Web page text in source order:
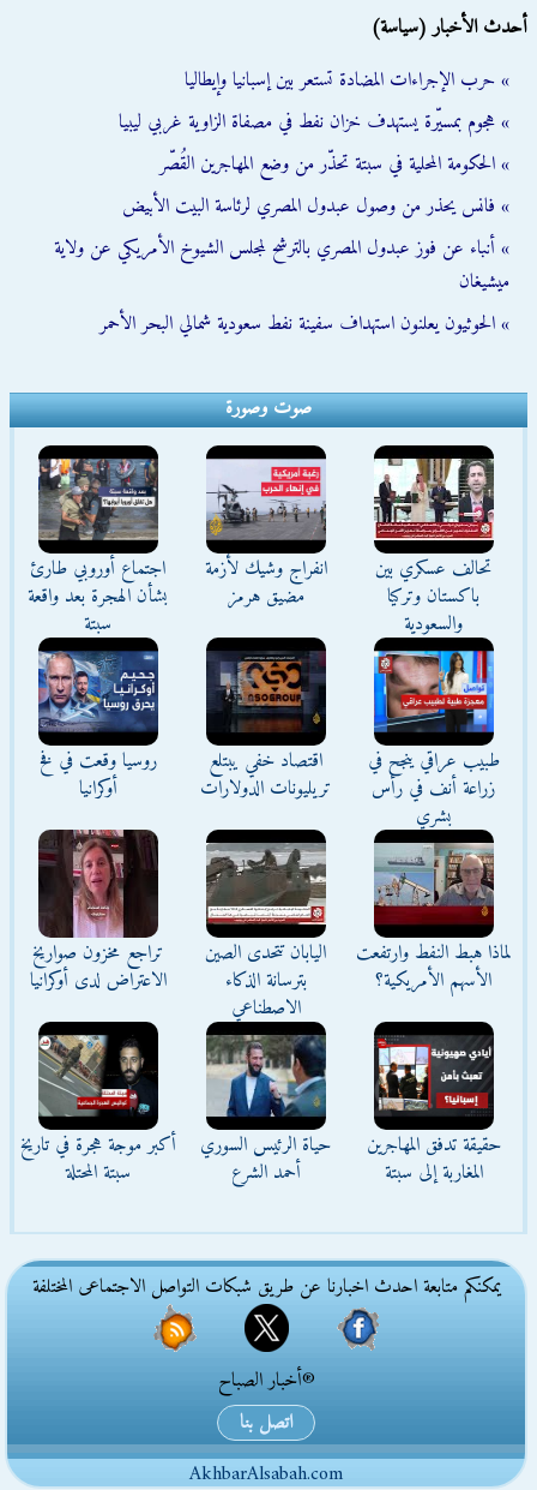
أحدث الأخبار (سياسة)
» حرب الإجراءات المضادة تستعر بين إسبانيا وإيطاليا
» هجوم بمسيّرة يستهدف خزان نفط في مصفاة الزاوية غربي ليبيا
» الحكومة المحلية في سبتة تحذّر من وضع المهاجرين القُصّر
» فانس يحذر من وصول عبدول المصري لرئاسة البيت الأبيض
» أنباء عن فوز عبدول المصري بالترشح لمجلس الشيوخ الأمريكي عن ولاية
ميشيغان
» الحوثيون يعلنون استهداف سفينة نفط سعودية شمالي البحر الأحمر
صوت وصورة
تحالف عسكري بين
باكستان وتركيا
والسعودية
انفراج وشيك لأزمة
مضيق هرمز
اجتماع أوروبي طارئ
بشأن الهجرة بعد واقعة
سبتة
طبيب عراقي ينجح في
زراعة أنف في رأس
بشري
اقتصاد خفي يبتلع
تريليونات الدولارات
روسيا وقعت في فخ
أوكرانيا
لماذا هبط النفط وارتفعت
الأسهم الأمريكية؟
اليابان تتحدى الصين
بترسانة الذكاء
الاصطناعي
تراجع مخزون صواريخ
الاعتراض لدى أوكرانيا
حقيقة تدفق المهاجرين
المغاربة إلى سبتة
حياة الرئيس السوري
أحمد الشرع
أكبر موجة هجرة في تاريخ
سبتة المحتلة
يمكنكم متابعة احدث اخبارنا عن طريق شبكات التواصل الاجتماعى المختلفة
®أخبار الصباح
اتصل بنا
AkhbarAlsabah.com